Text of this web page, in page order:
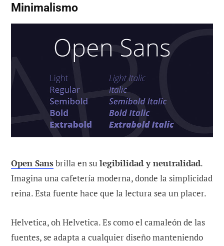
Minimalismo
Open Sans brilla en sulegibilidad y neutralidad.
Imagina una cafetería moderna, donde la simplicidad
reina. Esta fuente hace que la lectura sea un placer.
Helvetica, oh Helvetica. Es como el camaleón de las
fuentes, se adapta a cualquier diseño manteniendo